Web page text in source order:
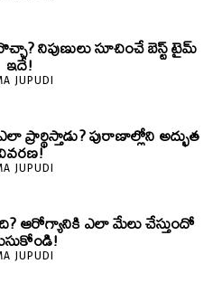
నిపుణులు సూచించే బెస్ట్ టైమ్
ఇదే!
JUPUDI
ప్రార్థిస్తాడు? పురాణాల్లోని అద్భుత
JUPUDI
ఆరోగ్యానికి ఎలా మేలు చేస్తుందో
JUPUDI